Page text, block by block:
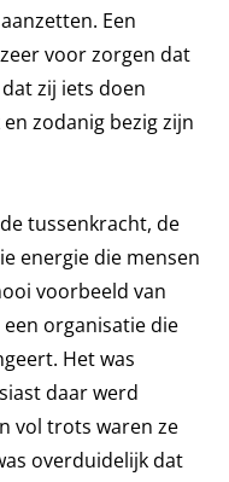
Een
voor zorgen dat
zij iets doen
zodanig bezig zijn
tussenkracht, de
energie die mensen
voorbeeld van
een organisatie die
Het was
daar werd
vol trots waren ze
overduidelijk dat